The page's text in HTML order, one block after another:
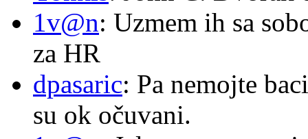
1v@n: Uzmem ih sa
za HR
dpasaric: Pa nemojte
su ok očuvani.